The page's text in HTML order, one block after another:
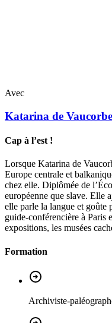
Avec
Katarina de
Cap à l’est !
Lorsque Katarina de
Europe centrale et
chez elle. Diplômée de
européenne que slave. Elle
elle parle la langue et goûte
guide-conférencière à Paris
expositions, les musées
Formation
Archiviste-